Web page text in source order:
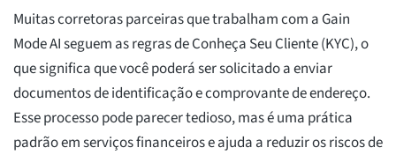
Muitas corretoras parceiras que trabalham com a Gain
Mode AI seguem as regras de Conheça Seu Cliente (KYC), o
que significa que você poderá ser solicitado a enviar
documentos de identificação e comprovante de endereço.
Esse processo pode parecer tedioso, mas é uma prática
padrão em serviços financeiros e ajuda a reduzir os riscos de